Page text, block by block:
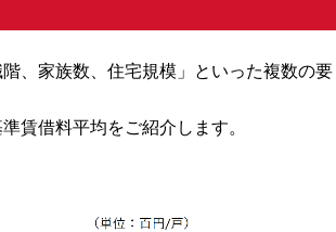
、家族数、住宅規模」といった複数の要
賃借料平均をご紹介します。